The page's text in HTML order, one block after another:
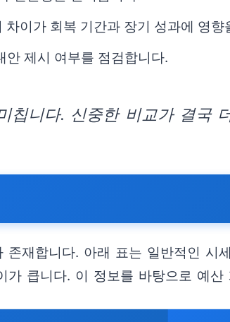
이가 회복 기간과 장기 성과에 영향
안 제시 여부를 점검합니다.
니다. 신중한 비교가 결국
재합니다. 아래 표는 일반적인 시
큽니다. 이 정보를 바탕으로 예